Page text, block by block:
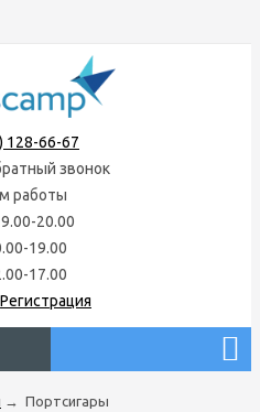
128-66-67
звонок
работы
20.00
19.00
17.00
Регистрация
→ Портсигары